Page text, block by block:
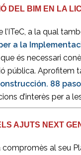
DEL BIM EN LA
l’ITeC, a la qual
a la
és necessari
pública. Aprofitem
88
d’interès per a
AJUTS NEXT
compromès al seu